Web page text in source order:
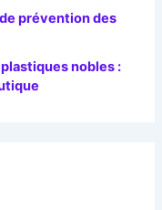
prévention des
nobles :